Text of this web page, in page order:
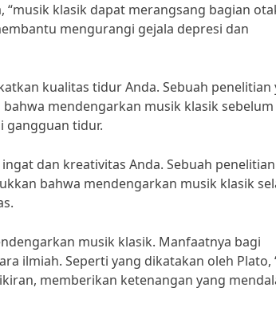
klasik dapat merangsang bagian
mengurangi gejala depresi dan
kualitas tidur Anda. Sebuah penelitian
mendengarkan musik klasik
gangguan tidur.
dan kreativitas Anda. Sebuah
bahwa mendengarkan musik klasik
musik klasik. Manfaatnya bagi
ilmiah. Seperti yang dikatakan oleh Plato,
memberikan ketenangan yang